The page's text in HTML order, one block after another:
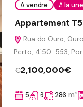
A vendre A la une
Appartement
Rua do Ouro,
Porto, 4150-553,
€2,100,000€
5 6 286 m²